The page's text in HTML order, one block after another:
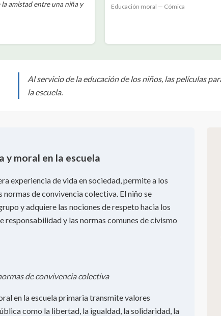
amistad entre una niña y
Educación moral — Cómica
Al servicio de la educación de los niños, las películas
la escuela.
y moral en la escuela
experiencia de vida en sociedad, permite a los
normas de convivencia colectiva. El niño se
y adquiere las nociones de respeto hacia los
responsabilidad y las normas comunes de civismo
de convivencia colectiva
en la escuela primaria transmite valores
como la libertad, la igualdad, la solidaridad, la